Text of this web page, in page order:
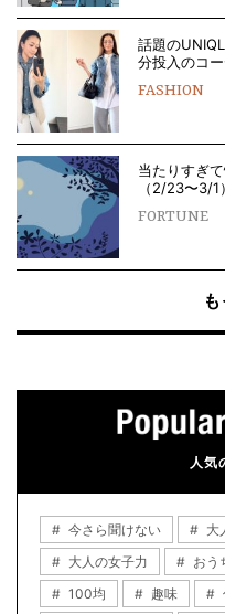
話題の
分投入のコ
FASHION
当たりすぎ
（2/23〜3/
FORTUNE
人気
今さら聞けない 大
大人の女子力
おう
100均
趣味